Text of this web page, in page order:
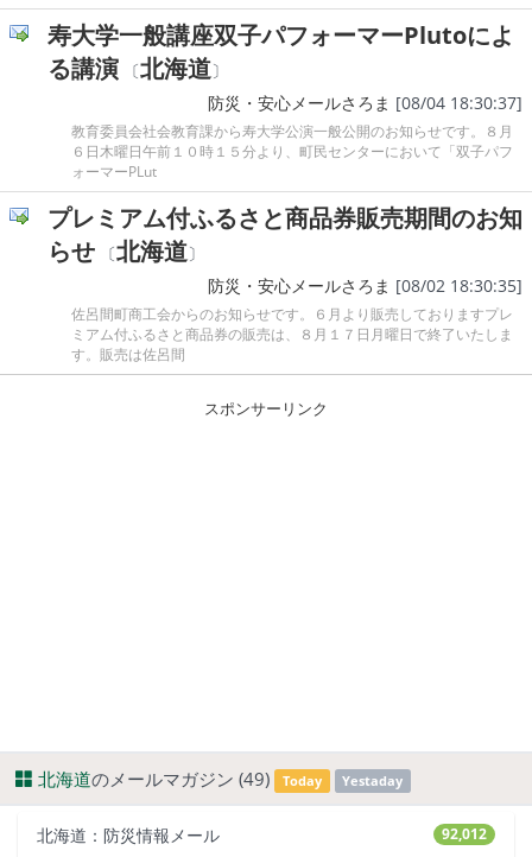
寿大学一般講座双子パフォーマーPlutoによ
る講演 〔北海道〕
防災・安心メールさろま [08/04 18:30:37]
教育委員会社会教育課から寿大学公演一般公開のお知らせです。８月
６日木曜日午前１０時１５分より、町民センターにおいて「双子パフ
ォーマーPLut
プレミアム付ふるさと商品券販売期間のお知
らせ 〔北海道〕
防災・安心メールさろま [08/02 18:30:35]
佐呂間町商工会からのお知らせです。６月より販売しておりますプレ
ミアム付ふるさと商品券の販売は、８月１７日月曜日で終了いたしま
す。販売は佐呂間
スポンサーリンク
北海道のメールマガジン (49) Today Yestaday
92,012
北海道：防災情報メール